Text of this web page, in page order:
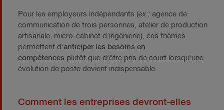
Pour les employeurs indépendants (ex : agence de
communication de trois personnes, atelier de production
artisanale, micro-cabinet d’ingénierie), ces thèmes
permettent d’anticiper les besoins en
compétences plutôt que d’être pris de court lorsqu’une
évolution de poste devient indispensable.
Comment les entreprises devront-elles